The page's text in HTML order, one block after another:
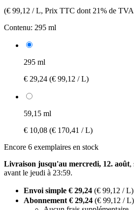
(€ 99,12 / L, Prix TTC dont 21% de TVA
Contenu: 295 ml
295 ml
€ 29,24 (€ 99,12 / L)
59,15 ml
€ 10,08 (€ 170,41 / L)
Encore 6 exemplaires en stock
Livraison jusqu'au mercredi, 12. août,
avant le jeudi à 23:59.
Envoi simple € 29,24 (€ 99,12 / L)
Abonnement € 29,24 (€ 99,12 / L)